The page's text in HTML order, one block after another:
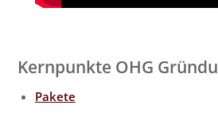
Kernpunkte OHG
Pakete